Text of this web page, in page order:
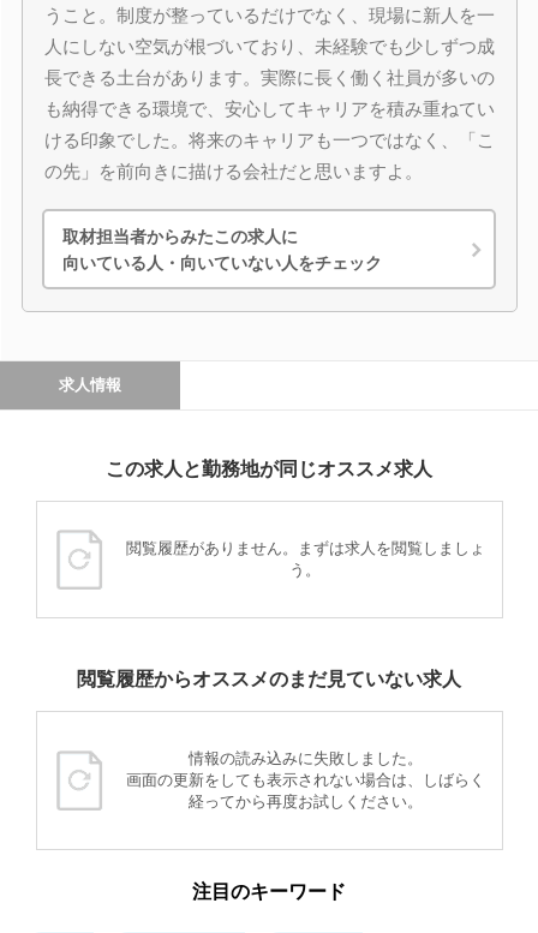
うこと。制度が整っているだけでなく、現場に新人を一
人にしない空気が根づいており、未経験でも少しずつ成
長できる土台があります。実際に長く働く社員が多いの
も納得できる環境で、安心してキャリアを積み重ねてい
ける印象でした。将来のキャリアも一つではなく、「こ
の先」を前向きに描ける会社だと思いますよ。
取材担当者からみたこの求人に
向いている人・向いていない人をチェック
求人情報
この求人と勤務地が同じオススメ求人
閲覧履歴がありません。まずは求人を閲覧しましょ
う。
閲覧履歴からオススメのまだ見ていない求人
情報の読み込みに失敗しました。
画面の更新をしても表示されない場合は、しばらく
経ってから再度お試しください。
注目のキーワード